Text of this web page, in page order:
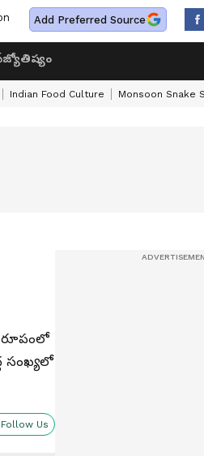
Add Preferred Source
జ్యోతిష్యం
Indian Food Culture Monsoon Snake
రూపంలో
సంఖ్య‌లో
Follow Us